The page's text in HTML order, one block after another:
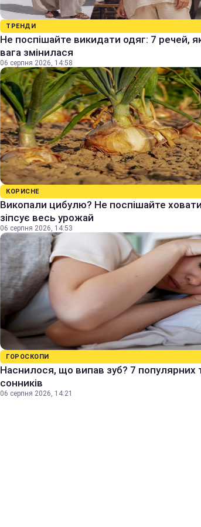
ТРЕНДИ
Не поспішайте викидати одяг: 7 речей,
вага змінилася
06 серпня 2026, 14:58
КОРИСНЕ
Викопали цибулю? Не поспішайте
зіпсує весь урожай
06 серпня 2026, 14:53
ГОРОСКОПИ
Наснилося, що випав зуб? 7 популярних
сонників
06 серпня 2026, 14:21